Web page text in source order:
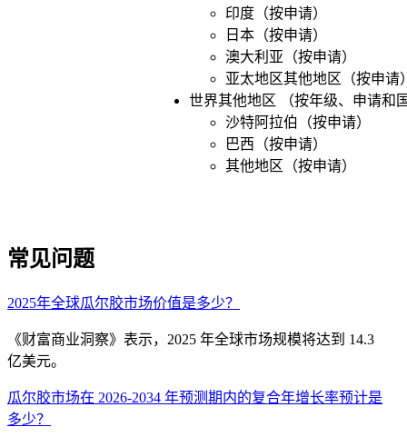
印度（按申请）
日本（按申请）
澳大利亚（按申请）
亚太地区其他地区（按申请
世界其他地区
（按年级、申请和
沙特阿拉伯（按申请）
巴西（按申请）
其他地区（按申请）
常见问题
2025年全球瓜尔胶市场价值是多少？
《财富商业洞察》表示，2025 年全球市场规模将达到 14.3
亿美元。
瓜尔胶市场在 2026-2034 年预测期内的复合年增长率预计是
多少？